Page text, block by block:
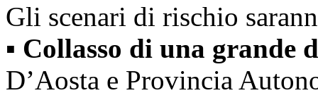
Gli scenari di rischio
▪ Collasso di una grande
D’Aosta e Provincia